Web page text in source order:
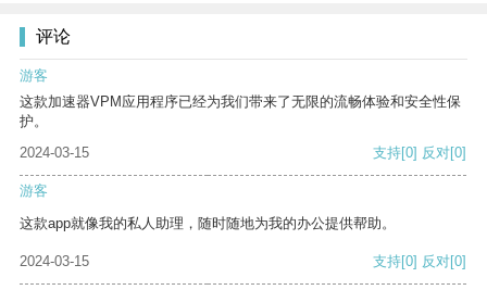
评论
游客
这款加速器VPM应用程序已经为我们带来了无限的流畅体验和安全性保
护。
2024-03-15
支持[0] 反对[0]
游客
这款app就像我的私人助理，随时随地为我的办公提供帮助。
2024-03-15 支持[0] 反对[0]